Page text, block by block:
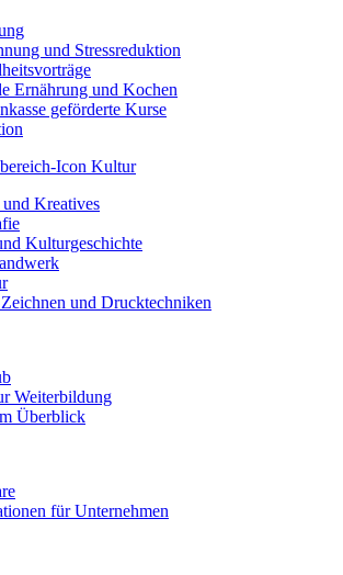
und Stressreduktion
Ernährung und Kochen
geförderte Kurse
Kreatives
Kulturgeschichte
und Drucktechniken
Weiterbildung
Überblick
für Unternehmen